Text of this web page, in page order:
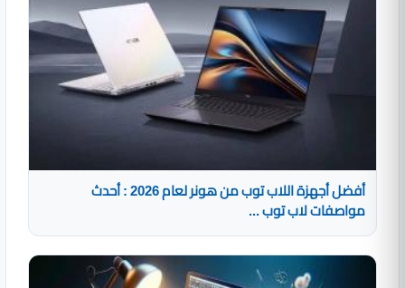
أفضل أجهزة اللاب توب من هونر لعام 2026 : أحدث
مواصفات لاب توب ...